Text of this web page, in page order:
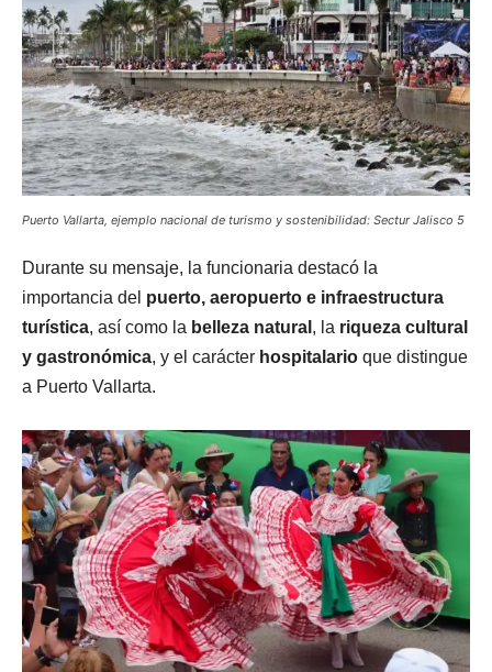
Puerto Vallarta, ejemplo nacional de turismo y sostenibilidad: Sectur Jalisco 5
Durante su mensaje, la funcionaria destacó la
importancia del puerto, aeropuerto e infraestructura
turística, así como la belleza natural , la riqueza cultural
y gastronómica, y el carácter hospitalario que distingue
a Puerto Vallarta.